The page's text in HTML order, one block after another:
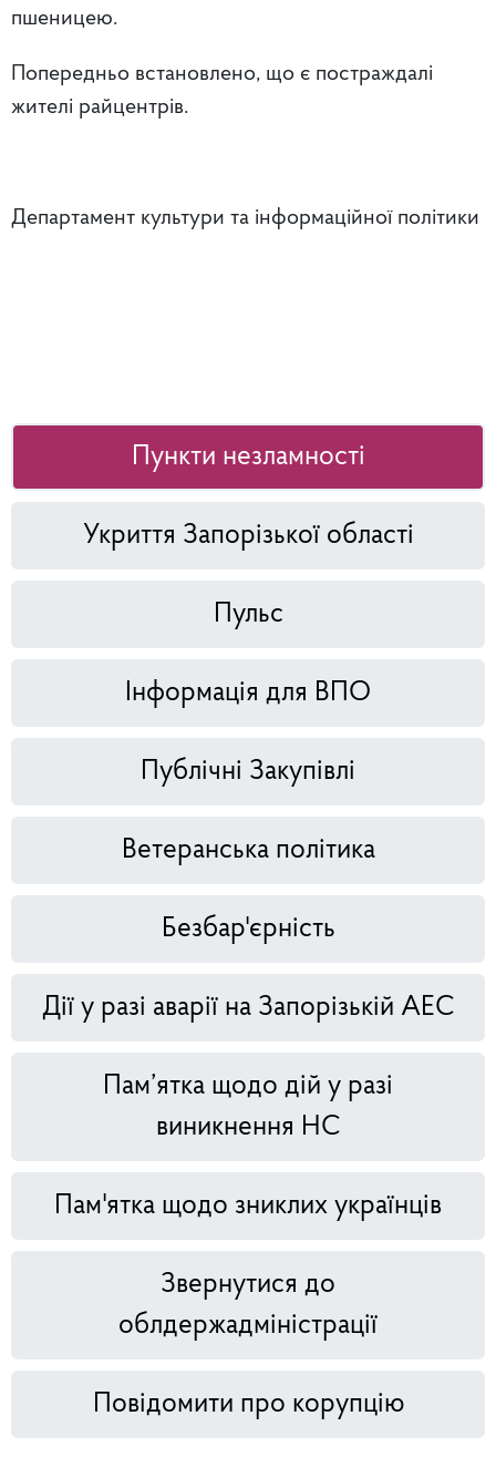
пшеницею.
Попередньо встановлено, що є постраждалі
жителі райцентрів.
Департамент культури та інформаційної політики
Пункти незламності
Укриття Запорізької області
Пульс
Інформація для ВПО
Публічні Закупівлі
Ветеранська політика
Безбар'єрність
Дії у разі аварії на Запорізькій АЕС
Пам’ятка щодо дій у разі
виникнення НС
Пам'ятка щодо зниклих українців
Звернутися до
облдержадміністрації
Повідомити про корупцію